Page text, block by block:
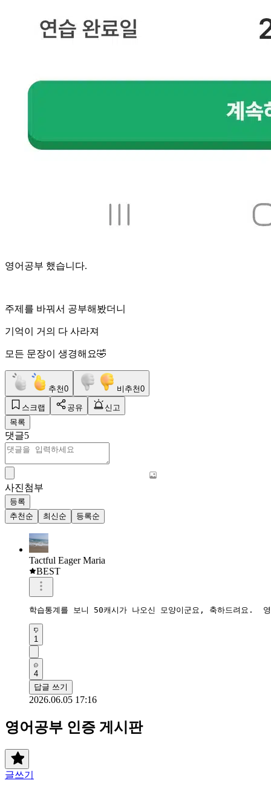
영어공부 했습니다.
주제를 바꿔서 공부해봤더니
기억이 거의 다 사라져
모든 문장이 생경해요🤣
추천0 비추천0
스크랩 공유
신고
목록
댓글5
사진첨부
등록
추천순
최신순 등록순
Tactful Eager Maria
BEST
학습통계를 보니 50캐시가 나오신 모양이군요, 축하드려요.
1
4
답글 쓰기
2026.06.05 17:16
영어공부 인증 게시판
글쓰기